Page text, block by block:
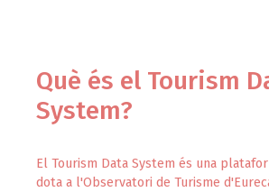
Què és el Tourism
System?
El Tourism Data System és una
dota a l'Observatori de Turisme